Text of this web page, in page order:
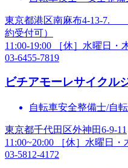
東京都港区南麻布4-
約受付可）
11:00-19:00 ［休］水曜日・
03-6455-7819
ビチアモーレサイクル
自転車安全整備士/自
東京都千代田区外神田6-9-11
11:00~20:00 ［休］水曜日・
03-5812-4172